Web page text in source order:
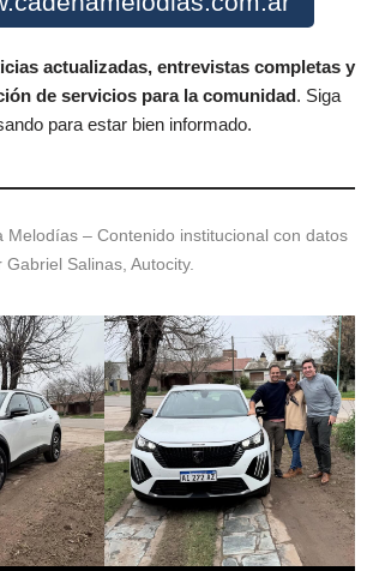
actualizadas, entrevistas completas y
de servicios para la comunidad. Siga
para estar bien informado.
Melodías – Contenido institucional con datos
Salinas, Autocity.